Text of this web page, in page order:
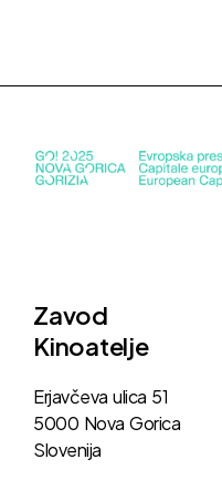
Zavod
Kinoatelje
Erjavčeva ulica 51
5000 Nova Gorica
Slovenija